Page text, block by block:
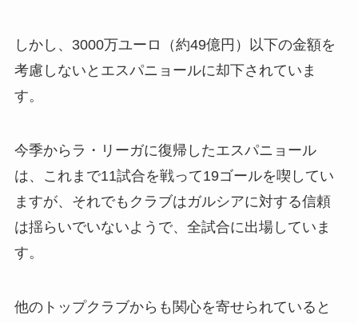
しかし、3000万ユーロ（約49億円）以下の金額を
考慮しないとエスパニョールに却下されていま
す。
今季からラ・リーガに復帰したエスパニョール
は、これまで11試合を戦って19ゴールを喫してい
ますが、それでもクラブはガルシアに対する信頼
は揺らいでいないようで、全試合に出場していま
す。
他のトップクラブからも関心を寄せられていると